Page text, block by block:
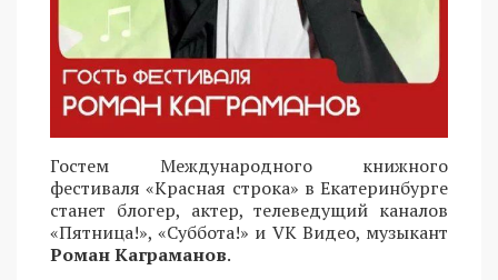
Гостем Международного книжного
фестиваля «Красная строка» в Екатеринбурге
станет блогер, актер, телеведущий каналов
«Пятница!», «Суббота!» и VK Видео, музыкант
Роман Каграманов.